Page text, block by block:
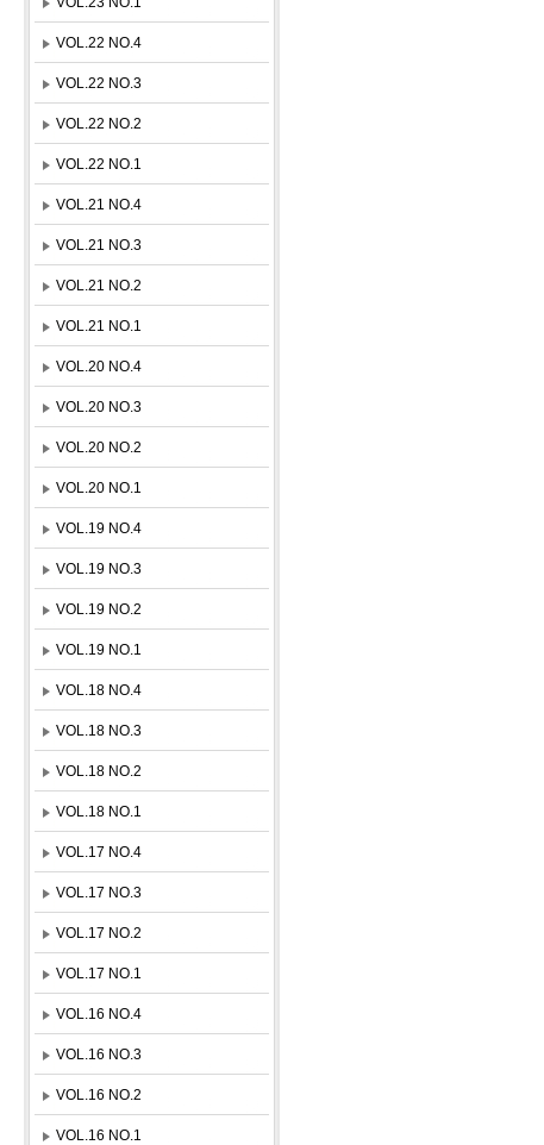
VOL.22 NO.4
VOL.22 NO.3
VOL.22 NO.2
VOL.22 NO.1
VOL.21 NO.4
VOL.21 NO.3
VOL.21 NO.2
VOL.21 NO.1
VOL.20 NO.4
VOL.20 NO.3
VOL.20 NO.2
VOL.20 NO.1
VOL.19 NO.4
VOL.19 NO.3
VOL.19 NO.2
VOL.19 NO.1
VOL.18 NO.4
VOL.18 NO.3
VOL.18 NO.2
VOL.18 NO.1
VOL.17 NO.4
VOL.17 NO.3
VOL.17 NO.2
VOL.17 NO.1
VOL.16 NO.4
VOL.16 NO.3
VOL.16 NO.2
VOL.16 NO.1